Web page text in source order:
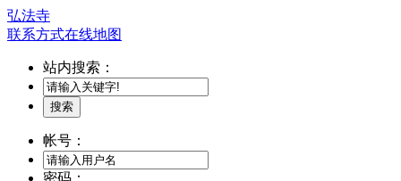
弘法寺
联系方式在线地图
站内搜索：
搜索
帐号：
密码：